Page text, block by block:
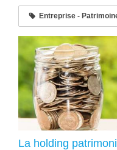
Entreprise -
La holding